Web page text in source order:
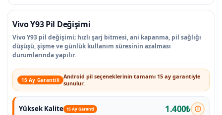
Vivo Y93 Pil Değişimi
Vivo Y93 pil değişimi; hızlı şarj bitmesi, ani kapanma, pil sağlığı
düşüşü, şişme ve günlük kullanım süresinin azalması
durumlarında yapılır.
15 Ay Garantili Android pil seçeneklerinin tamamı 15 ay garantiyle
sunulur.
Yüksek Kalite 15 Ay Garanti 1.400₺